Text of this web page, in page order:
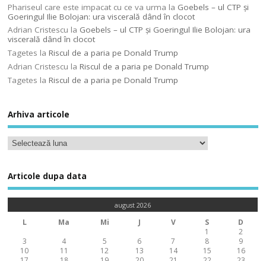
Phariseul care este impacat cu ce va urma la Goebels – ul CTP şi
Goeringul Ilie Bolojan: ura viscerală dând în clocot
Adrian Cristescu la Goebels – ul CTP şi Goeringul Ilie Bolojan: ura
viscerală dând în clocot
Tagetes laRiscul de a paria pe Donald Trump
Adrian Cristescu laRiscul de a paria pe Donald Trump
Tagetes laRiscul de a paria pe Donald Trump
Arhiva articole
Articole dupa data
august 2026
L Ma Mi J V S
D
1
2
3
4 5 6 7 8
9
10
11 12 13 14 15
16